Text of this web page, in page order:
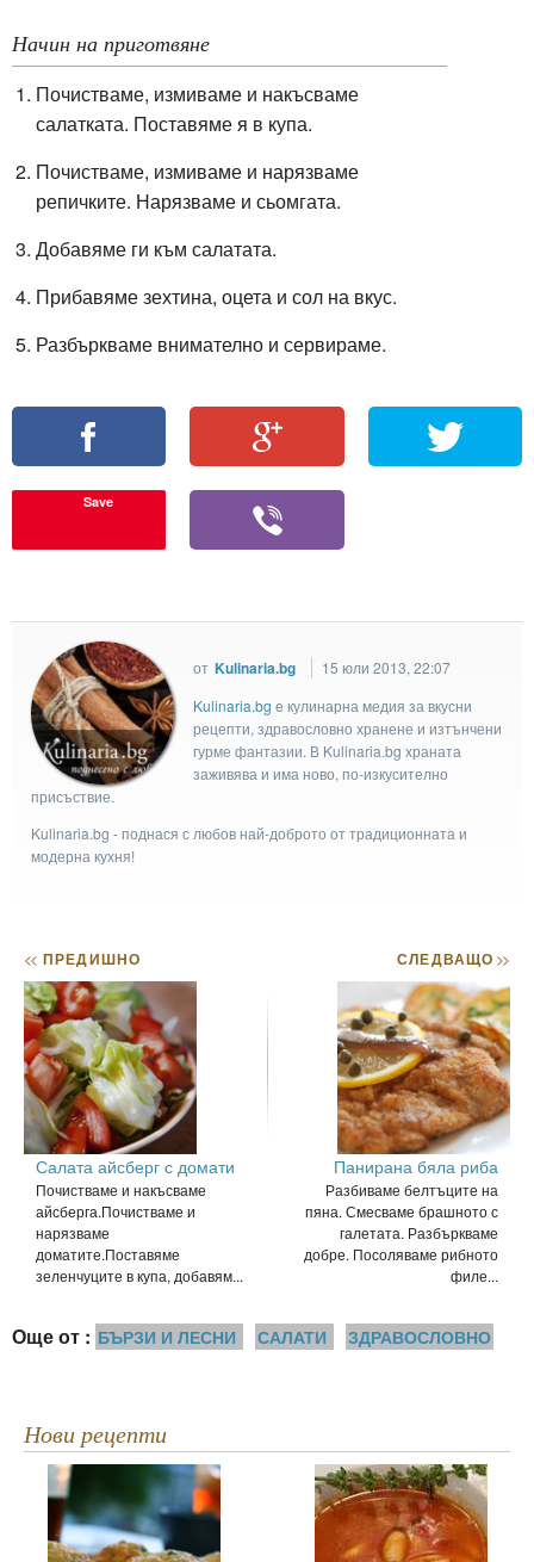
Начин на приготвяне
Почистваме, измиваме и накъсваме
салатката. Поставяме я в купа.
Почистваме, измиваме и нарязваме
репичките. Нарязваме и сьомгата.
Добавяме ги към салатата.
Прибавяме зехтина, оцета и сол на вкус.
Разбъркваме внимателно и сервираме.
Save
от Kulinaria.bg
15 юли 2013, 22:07
Kulinaria.bg e кулинарна медия за вкусни
рецепти, здравословно хранене и изтънчени
гурме фантазии. В Kulinaria.bg храната
заживява и има ново, по-изкусително
присъствие.
Kulinaria.bg - поднася с любов най-доброто от традиционната и
модерна кухня!
<< ПРЕДИШНО
Салата айсберг с домати
Почистваме и накъсваме
айсберга.Почистваме и
нарязваме
доматите.Поставяме
зеленчуците в купа, добавям...
СЛЕДВАЩО>>
Панирана бяла риба
Разбиваме белтъците на
пяна. Смесваме брашното с
галетата. Разбъркваме
добре. Посоляваме рибното
филе...
Още от : БЪРЗИ И ЛЕСНИ САЛАТИ ЗДРАВОСЛОВНО
Нови рецепти